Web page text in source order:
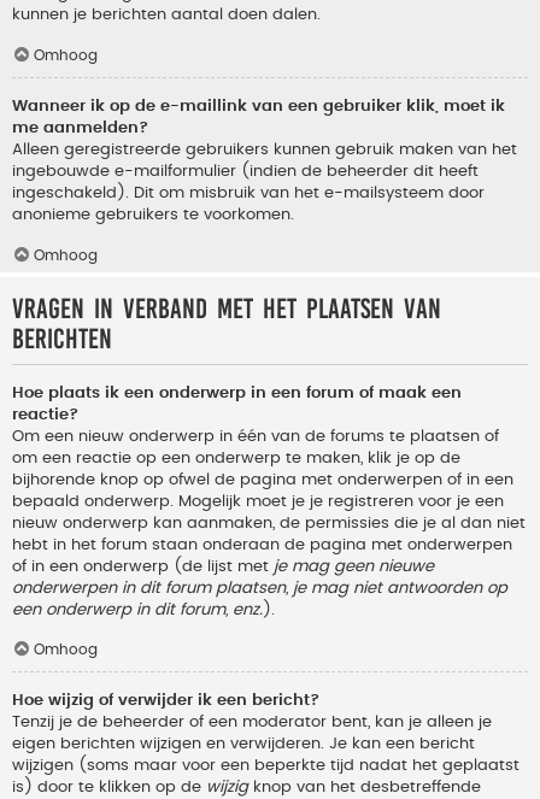
kunnen je berichten aantal doen dalen.
Omhoog
Wanneer ik op de e-maillink van een gebruiker klik, moet ik
me aanmelden?
Alleen geregistreerde gebruikers kunnen gebruik maken van het
ingebouwde e-mailformulier (indien de beheerder dit heeft
ingeschakeld). Dit om misbruik van het e-mailsysteem door
anonieme gebruikers te voorkomen.
Omhoog
Vragen in verband met het plaatsen van
berichten
Hoe plaats ik een onderwerp in een forum of maak een
reactie?
Om een nieuw onderwerp in één van de forums te plaatsen of
om een reactie op een onderwerp te maken, klik je op de
bijhorende knop op ofwel de pagina met onderwerpen of in een
bepaald onderwerp. Mogelijk moet je je registreren voor je een
nieuw onderwerp kan aanmaken, de permissies die je al dan niet
hebt in het forum staan onderaan de pagina met onderwerpen
of in een onderwerp (de lijst met je mag geen nieuwe
onderwerpen in dit forum plaatsen, je mag niet antwoorden op
een onderwerp in dit forum, enz. ).
Omhoog
Hoe wijzig of verwijder ik een bericht?
Tenzij je de beheerder of een moderator bent, kan je alleen je
eigen berichten wijzigen en verwijderen. Je kan een bericht
wijzigen (soms maar voor een beperkte tijd nadat het geplaatst
is) door te klikken op de wijzigknop van het desbetreffende